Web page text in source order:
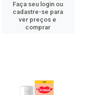
Faça seu login ou
cadastre-se para
ver preços e
comprar